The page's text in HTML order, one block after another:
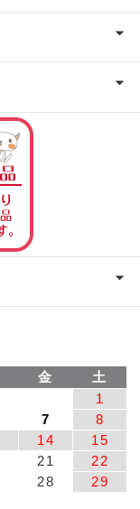
金
土
1
7
8
14
15
21
22
28
29